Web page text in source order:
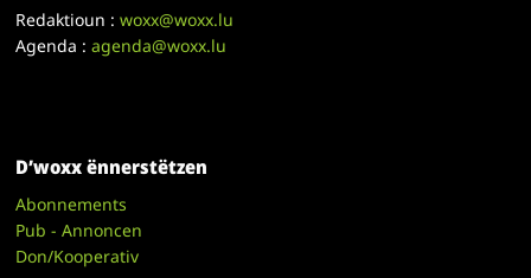
Redaktioun :woxx@woxx.lu
Agenda :agenda@woxx.lu
D’woxx ënnerstëtzen
Abonnements
Pub - Annoncen
Don/Kooperativ